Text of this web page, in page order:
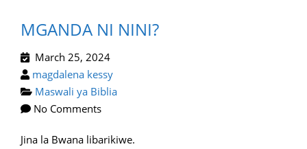
MGANDA NI NINI?
March 25, 2024
magdalena kessy
Maswali ya Biblia
No Comments
Jina la Bwana libarikiwe.